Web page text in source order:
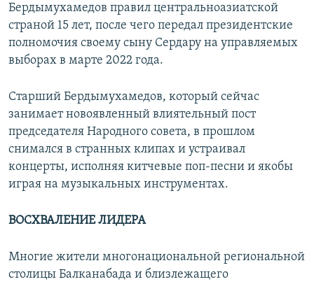
Бердымухамедов правил центральноазиатской
страной 15 лет, после чего передал президентские
полномочия своему сыну Сердару на управляемых
выборах в марте 2022 года.
Старший Бердымухамедов, который сейчас
занимает новоявленный влиятельный пост
председателя Народного совета, в прошлом
снимался в странных клипах и устраивал
концерты, исполняя китчевые поп-песни и якобы
играя на музыкальных инструментах.
ВОСХВАЛЕНИЕ ЛИДЕРА
Многие жители многонациональной региональной
столицы Балканабада и близлежащего